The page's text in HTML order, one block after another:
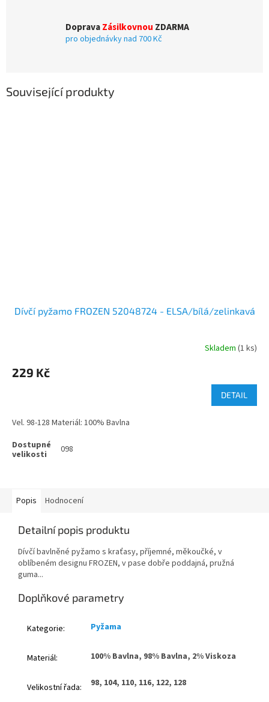
DopravaZásilkovnou ZDARMA
pro objednávky nad 700 Kč
Související produkty
Dívčí pyžamo FROZEN 52048724 - ELSA/bílá/zelinkavá
Skladem (1 ks)
229 Kč
DETAIL
Vel. 98-128 Materiál: 100% Bavlna
098
Popis Hodnocení
Detailní popis produktu
Dívčí bavlněné pyžamo s kraťasy, příjemné, měkoučké, v
oblíbeném designu FROZEN, v pase dobře poddajná, pružná
guma...
Doplňkové parametry
Kategorie: Pyžama
Materiál: 100% Bavlna, 98% Bavlna, 2% Viskoza
Velikostní řada: 98, 104, 110, 116, 122, 128